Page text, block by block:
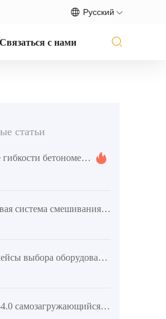
Русский
Связаться с нами
статьи
Улучшение гибкости бетономешалки в строительстве: влияние на сроки и затраты проекта
Двухвинтовая система смешивания: решение для равномерного перемешивания больших объемов материалов в строительстве
Реальные кейсы выбора оборудования для смешивания бетона на крупных и средних строительных проектах и оптимизированные решения
AIMIX AS-4.0 самозагружающийся бетономешалка: эффективная разгрузка на стройплощадках среднего масштаба и дорогах